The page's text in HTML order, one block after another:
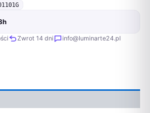
Zwrot 14 dni info@luminarte24.pl